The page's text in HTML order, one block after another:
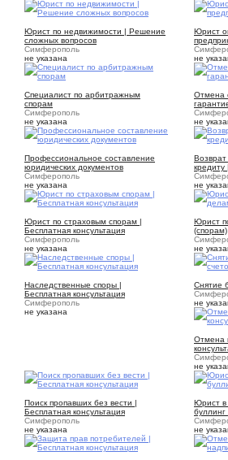
Юрист по недвижимости | Решение
сложных вопросов
Симферополь
не указана
Юpиcт
не
Специалист по арбитражным
спорам
Симферополь
не указана
Отмена
не
Профессиональное составление
юридических документов
Симферополь
не указана
Возврат
не
Юрист по страховым спорам |
Бесплатная консультация
Симферополь
не указана
Юрист
(спорам)
не
Наследственные споры |
Бесплатная консультация
Симферополь
не указана
Снятие
не
Отмена
не
Поиск пропавших без вести |
Бесплатная консультация
Симферополь
не указана
Юрист в
буллинг
не